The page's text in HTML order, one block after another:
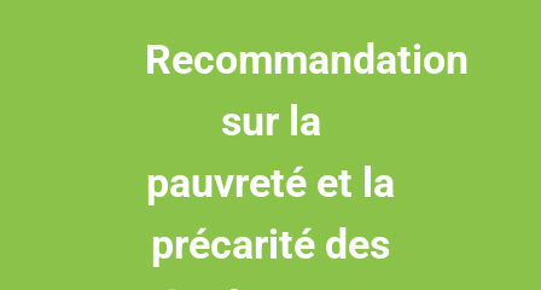
Recommandation
sur la
pauvreté et la
précarité des